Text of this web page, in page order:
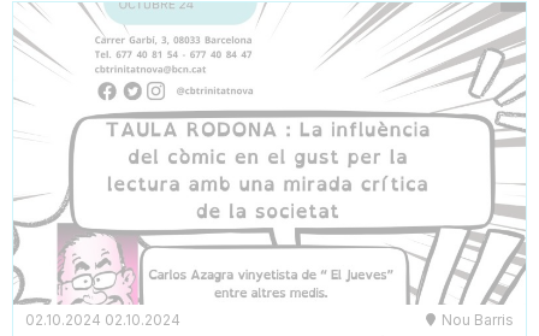
02.10.2024 02.10.2024 Nou Barris